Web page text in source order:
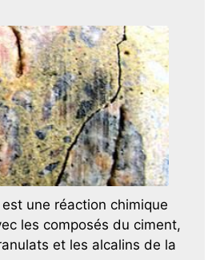
une réaction chimique
les composés du ciment,
et les alcalins de la